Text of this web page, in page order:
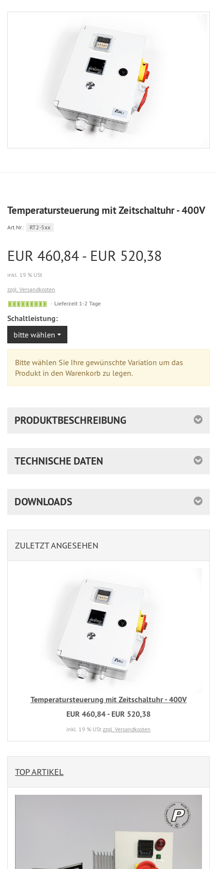
Temperatursteuerung mit Zeitschaltuhr - 400V
Art.Nr.: RT2-5xx
EUR 460,84 - EUR 520,38
inkl. 19 % USt
zzgl. Versandkosten
Sofort
ausreichende
Lieferzeit 1-2 Tage
Schaltleistung:
bitte wählen
Bitte wählen Sie Ihre gewünschte Variation um das
Produkt in den Warenkorb zu legen.
PRODUKTBESCHREIBUNG
TECHNISCHE DATEN
DOWNLOADS
ZULETZT ANGESEHEN
Temperatursteuerung mit Zeitschaltuhr - 400V
EUR 460,84 - EUR 520,38
inkl. 19 % USt zzgl. Versandkosten
TOP ARTIKEL